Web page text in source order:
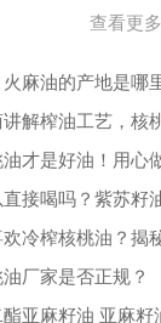
查看更多
麻油的产地是哪
厂家是否正规？